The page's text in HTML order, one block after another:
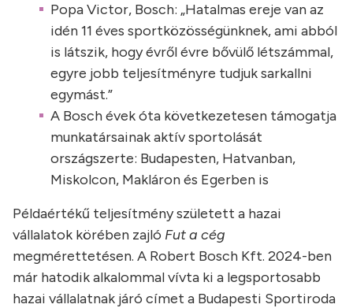
Popa Victor, Bosch: „Hatalmas ereje van az
idén 11 éves sportközösségünknek, ami abból
is látszik, hogy évről évre bővülő létszámmal,
egyre jobb teljesítményre tudjuk sarkallni
egymást.”
A Bosch évek óta következetesen támogatja
munkatársainak aktív sportolását
országszerte: Budapesten, Hatvanban,
Miskolcon, Makláron és Egerben is
Példaértékű teljesítmény született a hazai
vállalatok körében zajló Fut a cég
megmérettetésen. A Robert Bosch Kft. 2024-ben
már hatodik alkalommal vívta ki a legsportosabb
hazai vállalatnak járó címet a Budapesti Sportiroda